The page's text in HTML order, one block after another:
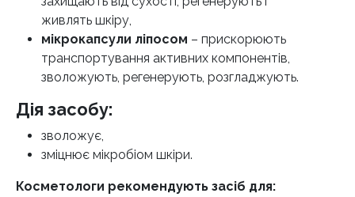
живлять шкіру,
мікрокапсули ліпосом – прискорюють
транспортування активних компонентів,
зволожують, регенерують, розгладжують.
Дія засобу:
зволожує,
зміцнює мікробіом шкіри.
Косметологи рекомендують засіб для: